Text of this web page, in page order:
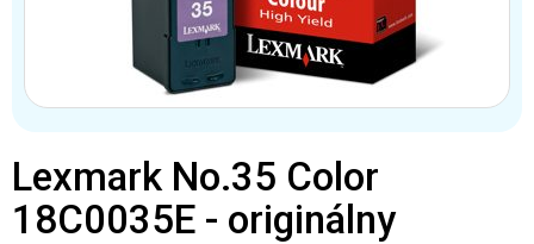
Lexmark No.35 Color
18C0035E - originálny